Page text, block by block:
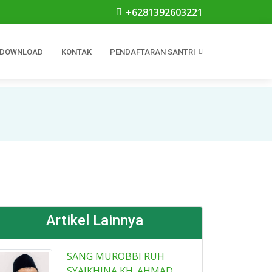
+6281392603221
DOWNLOAD KONTAK PENDAFTARAN SANTRI
Artikel Lainnya
SANG MUROBBI RUH